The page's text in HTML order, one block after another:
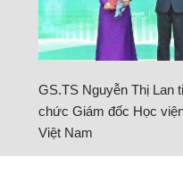
GS.TS Nguyễn Thị Lan
chức Giám đốc Học
Việt Nam